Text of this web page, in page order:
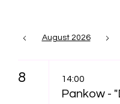
August 2026
8 14:00
Pankow -